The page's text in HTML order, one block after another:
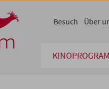
Besuch Über